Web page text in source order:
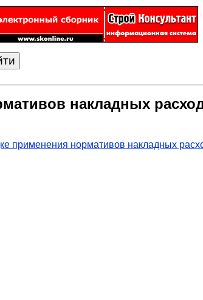
накладных
применения нормативов накладных